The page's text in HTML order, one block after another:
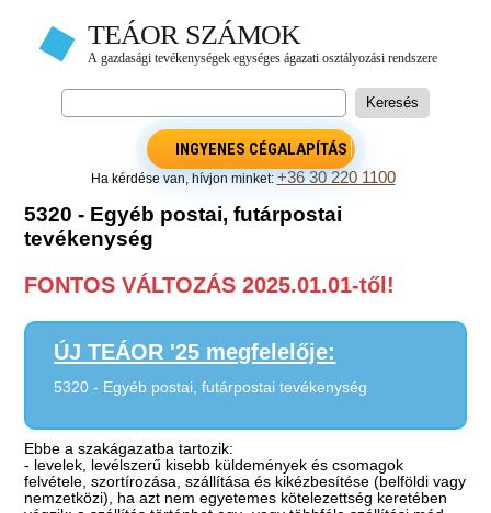
INGYENES CÉGALAPÍTÁS
Ha kérdése van, hívjon minket:+36 30 220 1100
5320 - Egyéb postai, futárpostai
tevékenység
FONTOS VÁLTOZÁS 2025.01.01-től!
ÚJ TEÁOR '25 megfelelője:
5320 - Egyéb postai, futárpostai tevékenység
Ebbe a szakágazatba tartozik:
- levelek, levélszerű kisebb küldemények és csomagok
felvétele, szortírozása, szállítása és kikézbesítése (belföldi vagy
nemzetközi), ha azt nem egyetemes kötelezettség keretében